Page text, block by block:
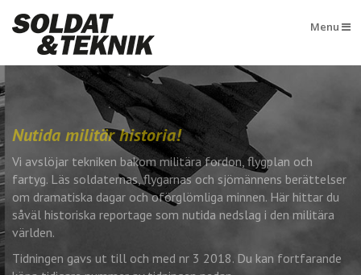
Menu
Nutida militär historia!
Vi avslöjar tekniken bakom militära fordon, flygplan och
fartyg. Läs soldaternas, flygarnas och sjömännens berättelser
om dramatiska dagar och oförglömliga minnen. Här hittar du
såväl historiska reportage som nutida nedslag i den militära
världen.
Tidningen gavs ut till och med nr 3 2018. Du kan fortfarande